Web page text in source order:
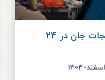
دوره کمک های اولیه و نجات جان در 24